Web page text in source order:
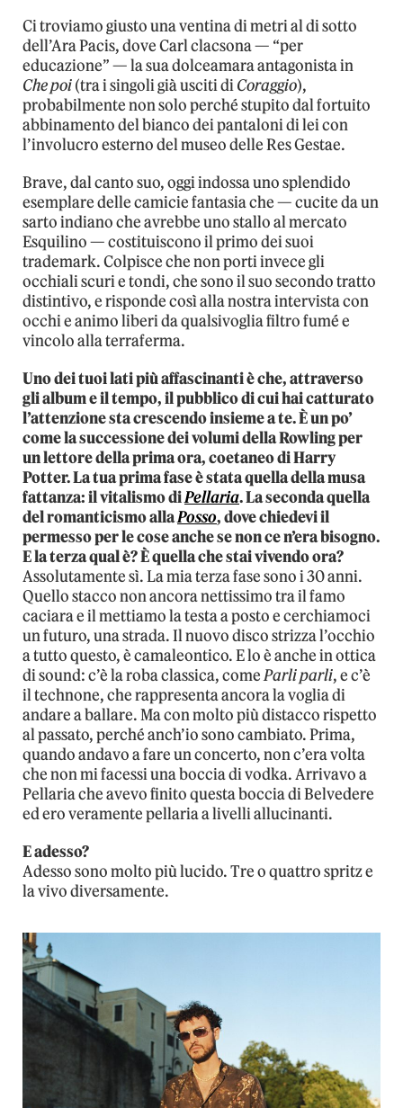
Ci troviamo giusto una ventina di metri al di sotto
dell’Ara Pacis, dove Carl clacsona — “per
educazione” — la sua dolceamara antagonista in
Che poi(tra i singoli già usciti diCoraggio),
probabilmente non solo perché stupito dal fortuito
abbinamento del bianco dei pantaloni di lei con
l’involucro esterno del museo delle Res Gestae.
Brave, dal canto suo, oggi indossa uno splendido
esemplare delle camicie fantasia che — cucite da un
sarto indiano che avrebbe uno stallo al mercato
Esquilino — costituiscono il primo dei suoi
trademark. Colpisce che non porti invece gli
occhiali scuri e tondi, che sono il suo secondo tratto
distintivo, e risponde così alla nostra intervista con
occhi e animo liberi da qualsivoglia filtro fumé e
vincolo alla terraferma.
Uno dei tuoi lati più affascinanti è che, attraverso
gli album e il tempo, il pubblico di cui hai catturato
l’attenzione sta crescendo insieme a te. È un po’
come la successione dei volumi della Rowling per
un lettore della prima ora, coetaneo di Harry
Potter. La tua prima fase è stata quella della musa
fattanza: il vitalismo diPellaria. La seconda quella
del romanticismo allaPosso, dove chiedevi il
permesso per le cose anche se non ce n’era bisogno.
E la terza qual è? È quella che stai vivendo ora?
Assolutamente sì. La mia terza fase sono i 30 anni.
Quello stacco non ancora nettissimo tra il famo
caciara e il mettiamo la testa a posto e cerchiamoci
un futuro, una strada. Il nuovo disco strizza l’occhio
a tutto questo, è camaleontico. E lo è anche in ottica
di sound: c’è la roba classica, comeParli parli, e c’è
il technone, che rappresenta ancora la voglia di
andare a ballare. Ma con molto più distacco rispetto
al passato, perché anch’io sono cambiato. Prima,
quando andavo a fare un concerto, non c’era volta
che non mi facessi una boccia di vodka. Arrivavo a
Pellaria che avevo finito questa boccia di Belvedere
ed ero veramente pellaria a livelli allucinanti.
E adesso?
Adesso sono molto più lucido. Tre o quattro spritz e
la vivo diversamente.